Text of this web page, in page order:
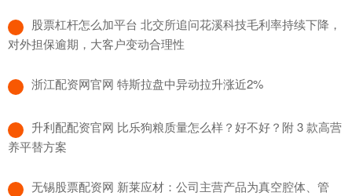
​股票杠杆怎么加平台 北交所追问花溪科技毛利率持续下降，
对外担保逾期，大客户变动合理性
​浙江配资网官网 特斯拉盘中异动拉升涨近2%
​升利配配资官网 比乐狗粮质量怎么样？好不好？附 3 款高营
养平替方案
​无锡股票配资网 新莱应材：公司主营产品为真空腔体、管